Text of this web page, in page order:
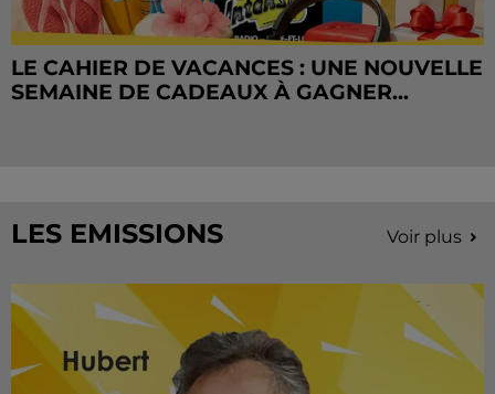
LE CAHIER DE VACANCES : UNE NOUVELLE
SEMAINE DE CADEAUX À GAGNER...
LES EMISSIONS Voir plus